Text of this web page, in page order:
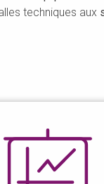
techniques aux